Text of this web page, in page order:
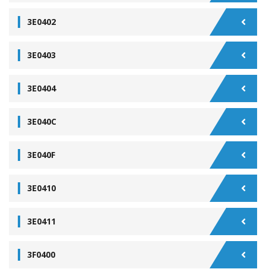
3E0402
3E0403
3E0404
3E040C
3E040F
3E0410
3E0411
3F0400